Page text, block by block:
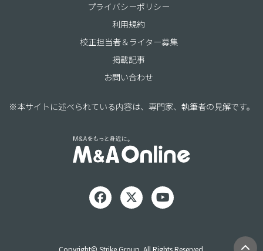
プライバシーポリシー
利用規約
校正担当者＆ライター募集
掲載記事
お問い合わせ
※本サイトに述べられている内容は、専門家、執筆者の見解です。
Copyright© Strike Group. All Rights Reserved.